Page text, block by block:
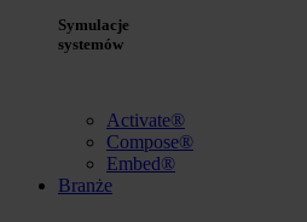
Symulacje
systemów
Activate®
Compose®
Embed®
Branże